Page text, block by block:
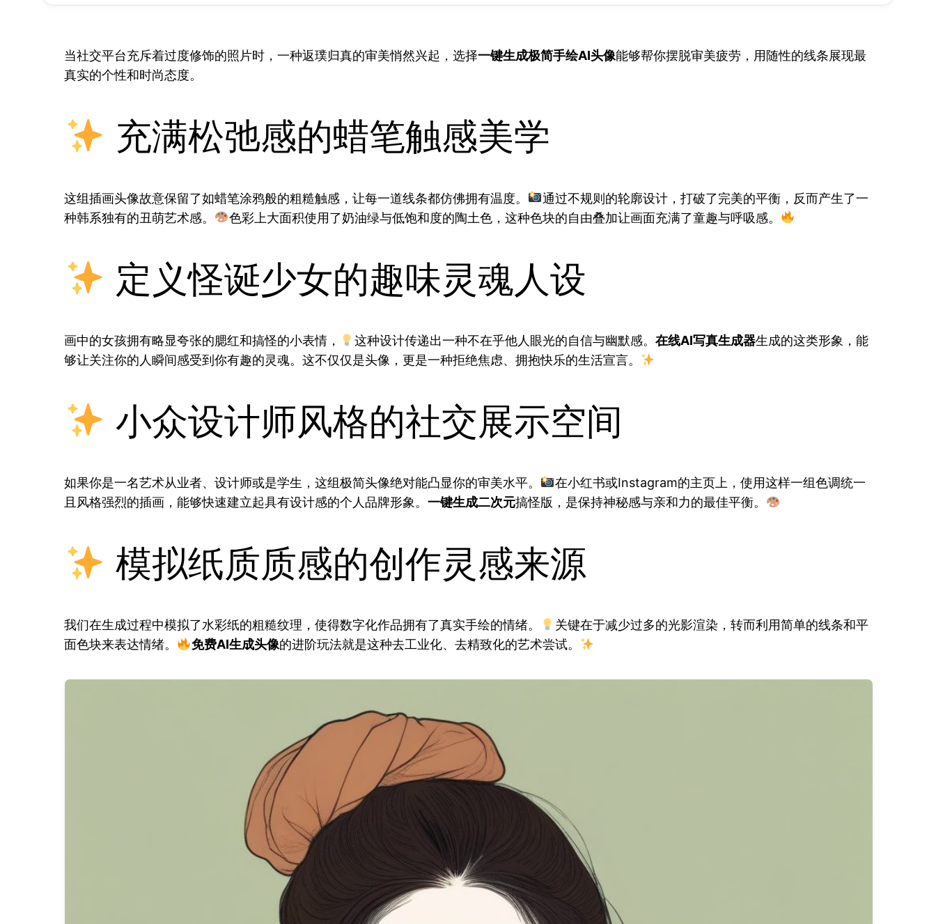
当社交平台充斥着过度修饰的照片时，一种返璞归真的审美悄然兴起，选择一键生成极简手绘AI头像能够帮你摆脱审美疲劳，用随性的线条展现最
真实的个性和时尚态度。
充满松弛感的蜡笔触感美学
这组插画头像故意保留了如蜡笔涂鸦般的粗糙触感，让每一道线条都仿佛拥有温度。
通过不规则的轮廓设计，打破了完美的平衡，反而产生了一
种韩系独有的丑萌艺术感。
色彩上大面积使用了奶油绿与低饱和度的陶土色，这种色块的自由叠加让画面充满了童趣与呼吸感。
定义怪诞少女的趣味灵魂人设
画中的女孩拥有略显夸张的腮红和搞怪的小表情， 这种设计传递出一种不在乎他人眼光的自信与幽默感。 在线AI写真生成器生成的这类形象，能
够让关注你的人瞬间感受到你有趣的灵魂。这不仅仅是头像，更是一种拒绝焦虑、拥抱快乐的生活宣言。
小众设计师风格的社交展示空间
如果你是一名艺术从业者、设计师或是学生，这组极简头像绝对能凸显你的审美水平。
在小红书或Instagram的主页上，使用这样一组色调统一
且风格强烈的插画，能够快速建立起具有设计感的个人品牌形象。 一键生成二次元搞怪版，是保持神秘感与亲和力的最佳平衡。
模拟纸质质感的创作灵感来源
我们在生成过程中模拟了水彩纸的粗糙纹理，使得数字化作品拥有了真实手绘的情绪。
关键在于减少过多的光影渲染，转而利用简单的线条和平
面色块来表达情绪。
免费AI生成头像的进阶玩法就是这种去工业化、去精致化的艺术尝试。